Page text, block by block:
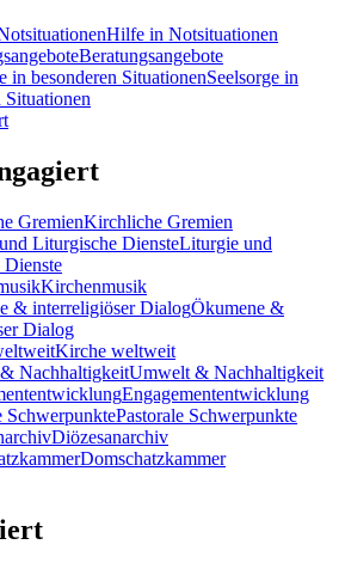
Hilfe in Notsituationen
Beratungsangebote
Seelsorge in
Situationen
Kirchliche Gremien
Liturgie und
Kirchenmusik
Ökumene &
Dialog
Kirche weltweit
Umwelt & Nachhaltigkeit
Engagemententwicklung
Pastorale Schwerpunkte
Diözesanarchiv
Domschatzkammer